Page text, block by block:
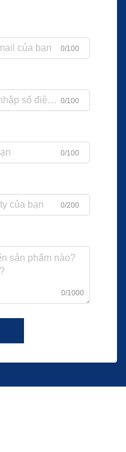
0/100
0/100
0/100
0/200
0/1000